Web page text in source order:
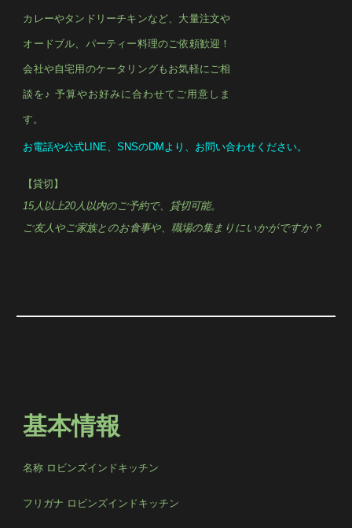
カレーやタンドリーチキンなど、大量注文や
オードブル、パーティー料理のご依頼歓迎！
会社や自宅用のケータリングもお気軽にご相
談を ♪予算やお好みに合わせてご用意しま
す。
お電話や公式LINE 、SNSのDM より、お問い合わせください。
【貸切】
15人以上20 人以内のご予約で、貸切可能。
ご友人やご家族とのお食事や、職場の集まりにいかがですか？
基本情報
名称 ロビンズインドキッチン
フリガナ ロビンズインドキッチン